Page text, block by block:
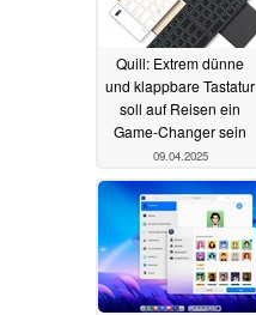
Quill: Extrem dünne
und klappbare Tastatur
soll auf Reisen ein
Game-Changer sein
09.04.2025